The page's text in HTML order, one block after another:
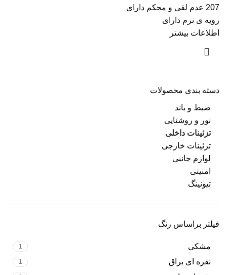
دسته بندی محصولات
ضبط و باند
نور و روشنایی
تزئینات داخلی
تزئینات خارجی
لوازم جانبی
امنیتی
تیونینگ
فیلتر براساس رنگ
مشکی 1
نقره ای براق 1
207 عدم لقی و محکم دارای
رویه ی نرم دارای
اطلاعات بیشتر